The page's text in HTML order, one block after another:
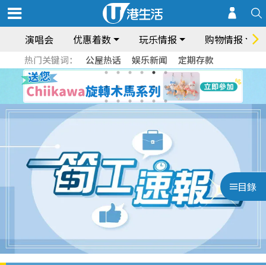
演唱会 优惠着数 玩乐情报 购物情报
热门关键词： 公屋热话 娱乐新闻 定期存款
目錄